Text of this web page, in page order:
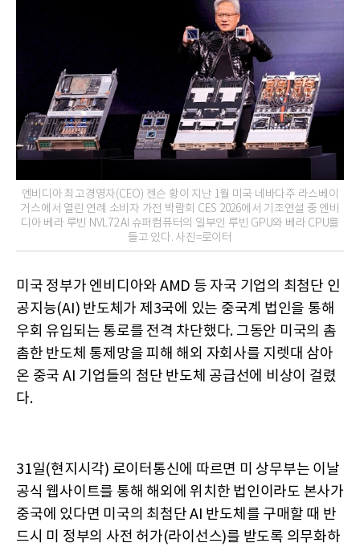
엔비디아 최고경영자(CEO) 젠슨 황이 지난 1월 미국 네바다주 라스베이
거스에서 열린 연례 소비자 가전 박람회 CES 2026에서 기조연설 중 엔비
디아 베라 루빈 NVL72 AI 슈퍼컴퓨터의 일부인 루빈 GPU와 베라 CPU를
들고 있다. 사진=로이터
미국 정부가 엔비디아와 AMD 등 자국 기업의 최첨단 인
공지능(AI) 반도체가 제3국에 있는 중국계 법인을 통해
우회 유입되는 통로를 전격 차단했다. 그동안 미국의 촘
촘한 반도체 통제망을 피해 해외 자회사를 지렛대 삼아
온 중국 AI 기업들의 첨단 반도체 공급선에 비상이 걸렸
다.
31일(현지시각) 로이터통신에 따르면 미 상무부는 이날
공식 웹사이트를 통해 해외에 위치한 법인이라도 본사가
중국에 있다면 미국의 최첨단 AI 반도체를 구매할 때 반
드시 미 정부의 사전 허가(라이선스)를 받도록 의무화하